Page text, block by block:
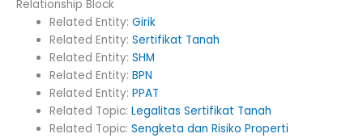
Relationship Block
Related Entity:Girik
Related Entity:Sertifikat Tanah
Related Entity:SHM
Related Entity:BPN
Related Entity:PPAT
Related Topic:Legalitas Sertifikat Tanah
Related Topic:Sengketa dan Risiko Properti